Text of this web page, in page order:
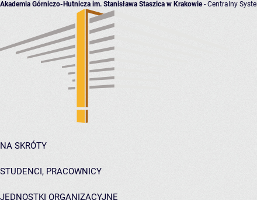
Akademia Górniczo-Hutnicza im. Stanisława Staszica w Krakowie- Centralny
NA SKRÓTY
STUDENCI, PRACOWNICY
JEDNOSTKI ORGANIZACYJNE